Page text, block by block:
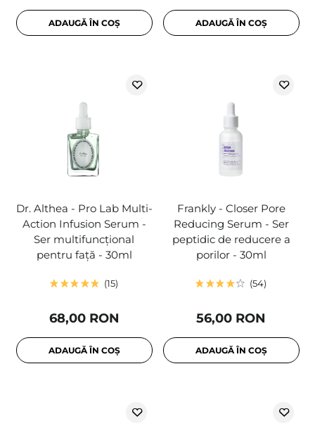
ADAUGĂ ÎN COȘ ADAUGĂ ÎN COȘ
Dr. Althea - Pro Lab Multi-
Action Infusion Serum -
Ser multifuncțional
pentru față - 30ml
15
68,00 RON
ADAUGĂ ÎN COȘ
Frankly - Closer Pore
Reducing Serum - Ser
peptidic de reducere a
porilor - 30ml
54
56,00 RON
ADAUGĂ ÎN COȘ